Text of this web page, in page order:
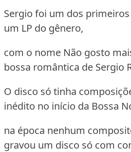
Sergio foi um dos
um LP do gênero,
com o nome Não gosto
bossa romântica de Sergio
O disco só tinha
inédito no início da Bossa
na época nenhum
gravou um disco só com